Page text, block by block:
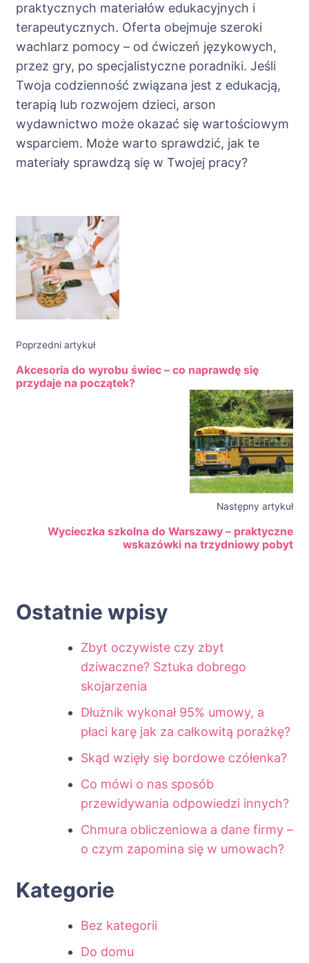
praktycznych materiałów edukacyjnych i
terapeutycznych. Oferta obejmuje szeroki
wachlarz pomocy – od ćwiczeń językowych,
przez gry, po specjalistyczne poradniki. Jeśli
Twoja codzienność związana jest z edukacją,
terapią lub rozwojem dzieci, arson
wydawnictwo może okazać się wartościowym
wsparciem. Może warto sprawdzić, jak te
materiały sprawdzą się w Twojej pracy?
Nawigacja
wpisu
Poprzedni artykuł
Akcesoria do wyrobu świec – co naprawdę się
przydaje na początek?
Następny artykuł
Wycieczka szkolna do Warszawy – praktyczne
wskazówki na trzydniowy pobyt
Ostatnie wpisy
Zbyt oczywiste czy zbyt
dziwaczne? Sztuka dobrego
skojarzenia
Dłużnik wykonał 95% umowy, a
płaci karę jak za całkowitą porażkę?
Skąd wzięły się bordowe czółenka?
Co mówi o nas sposób
przewidywania odpowiedzi innych?
Chmura obliczeniowa a dane firmy –
o czym zapomina się w umowach?
Kategorie
Bez kategorii
Do domu